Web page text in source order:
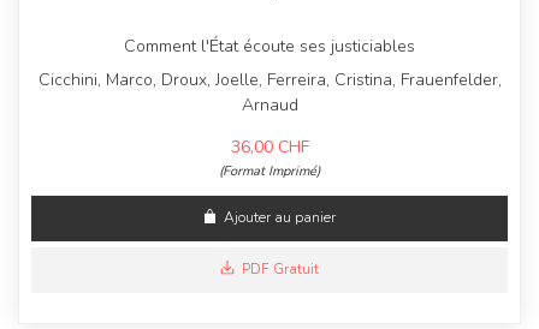
Comment l'État écoute ses justiciables
Cicchini, Marco, Droux, Joelle, Ferreira, Cristina, Frauenfelder,
Arnaud
36,00 CHF
(Format Imprimé)
Ajouter au panier
PDF Gratuit